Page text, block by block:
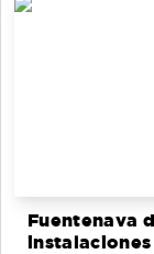
Fuentenava